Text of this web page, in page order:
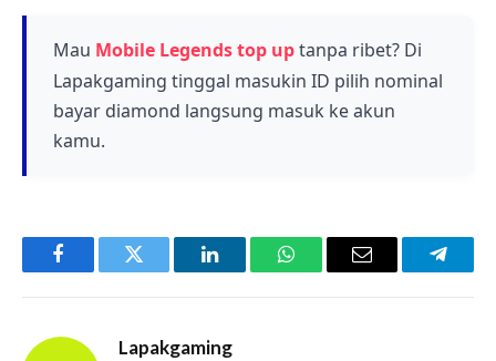
berdampak pada banyak anggota tim lawan
sekaligus, membuatnya sangat berguna untuk
mengontrol pertempuran tim.
Mau Mobile Legends top uptanpa ribet? Di
Lapakgaming tinggal masukin ID pilih nominal
bayar diamond langsung masuk ke akun
kamu.
FacebookTwitter LinkedInWhatsAppEmail
Lapakgaming